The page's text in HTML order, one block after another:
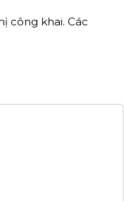
công khai. Các